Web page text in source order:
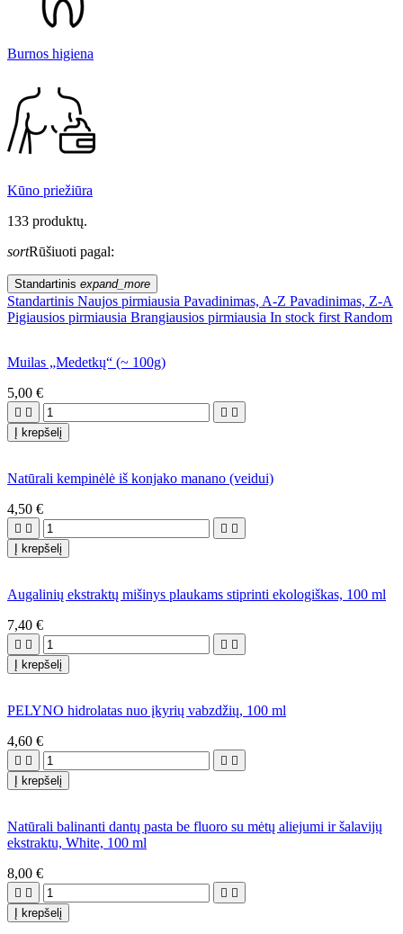
Burnos higiena
Kūno priežiūra
133 produktų.
sortRūšiuoti pagal:
Standartinis expand_more
Standartinis Naujos pirmiausia Pavadinimas, A-Z Pavadinimas, Z-A
Pigiausios pirmiausia Brangiausios pirmiausia In stock first Random
Muilas „Medetkų“ (~ 100g)
5,00 €
   
Į krepšelį
Natūrali kempinėlė iš konjako manano (veidui)
4,50 €
   
Į krepšelį
Augalinių ekstraktų mišinys plaukams stiprinti ekologiškas, 100 ml
7,40 €
   
Į krepšelį
PELYNO hidrolatas nuo įkyrių vabzdžių, 100 ml
4,60 €
   
Į krepšelį
Natūrali balinanti dantų pasta be fluoro su mėtų aliejumi ir šalavijų
ekstraktu, White, 100 ml
8,00 €
   
Į krepšelį